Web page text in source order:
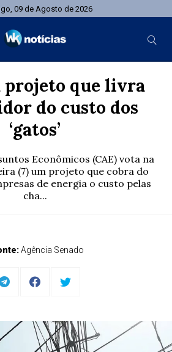
09 de Agosto de 2026
projeto que livra
do custo dos
‘gatos’
Econômicos (CAE) vota na
(7) um projeto que cobra do
de energia o custo pelas
cha...
Agência Senado